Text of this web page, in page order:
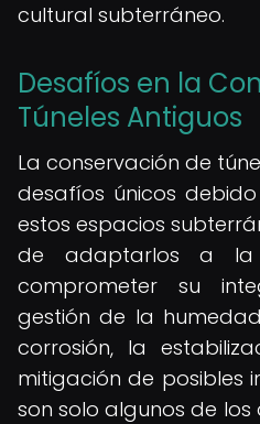
cultural subterráneo.
Desafíos en la
Túneles Antiguos
La conservación de
desafíos únicos
estos espacios
de adaptarlos a la
comprometer su
gestión de la
corrosión, la
mitigación de posibles
son solo algunos de